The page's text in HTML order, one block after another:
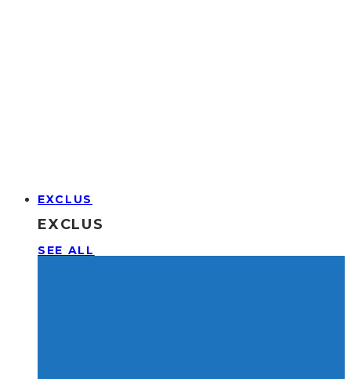
EXCLUS
EXCLUS
SEE ALL